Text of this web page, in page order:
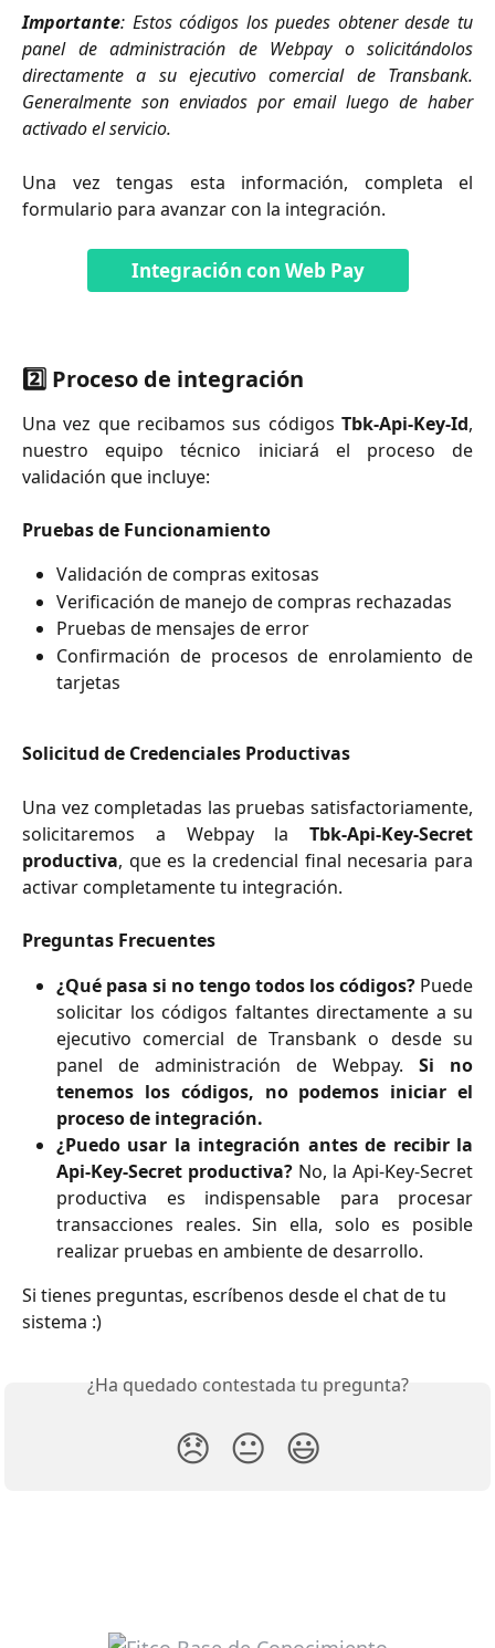
Importante: Estos códigos los puedes obtener desde tu
panel de administración de Webpay o solicitándolos
directamente a su ejecutivo comercial de Transbank.
Generalmente son enviados por email luego de haber
activado el servicio.
Una vez tengas esta información, completa el
formulario para avanzar con la integración.
Integración con Web Pay
2️⃣ Proceso de integración
Una vez que recibamos sus códigos Tbk-Api-Key-Id,
nuestro equipo técnico iniciará el proceso de
validación que incluye:
Pruebas de Funcionamiento
Validación de compras exitosas
Verificación de manejo de compras rechazadas
Pruebas de mensajes de error
Confirmación de procesos de enrolamiento de
tarjetas
Solicitud de Credenciales Productivas
Una vez completadas las pruebas satisfactoriamente,
solicitaremos a Webpay la Tbk-Api-Key-Secret
productiva, que es la credencial final necesaria para
activar completamente tu integración.
Preguntas Frecuentes
¿Qué pasa si no tengo todos los códigos? Puede
solicitar los códigos faltantes directamente a su
ejecutivo comercial de Transbank o desde su
panel de administración de Webpay. Si no
tenemos los códigos, no podemos iniciar el
proceso de integración.
¿Puedo usar la integración antes de recibir la
Api-Key-Secret productiva? No, la Api-Key-Secret
productiva es indispensable para procesar
transacciones reales. Sin ella, solo es posible
realizar pruebas en ambiente de desarrollo.
Si tienes preguntas, escríbenos desde el chat de tu
sistema :)
¿Ha quedado contestada tu pregunta?
😞 😐 😃